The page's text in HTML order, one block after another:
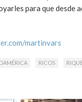
para que
martinvars
RICOS